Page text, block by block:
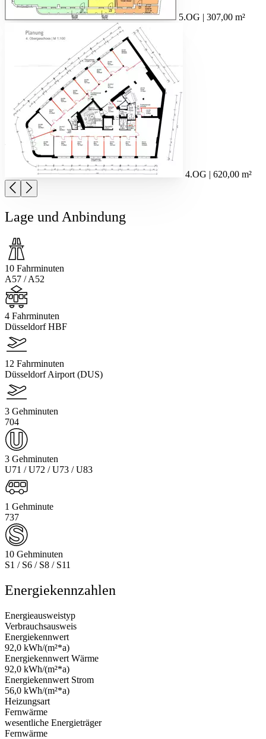
5.OG | 307,00 m²
4.OG | 620,00 m²
Lage und Anbindung
10 Fahrminuten
A57 / A52
4 Fahrminuten
Düsseldorf HBF
12 Fahrminuten
Düsseldorf Airport (DUS)
3 Gehminuten
704
3 Gehminuten
U71 / U72 / U73 / U83
1 Gehminute
737
10 Gehminuten
S1 / S6 / S8 / S11
Energiekennzahlen
Energieausweistyp
Verbrauchsausweis
Energiekennwert
92,0 kWh/(m²*a)
Energiekennwert Wärme
92,0 kWh/(m²*a)
Energiekennwert Strom
56,0 kWh/(m²*a)
Heizungsart
Fernwärme
wesentliche Energieträger
Fernwärme